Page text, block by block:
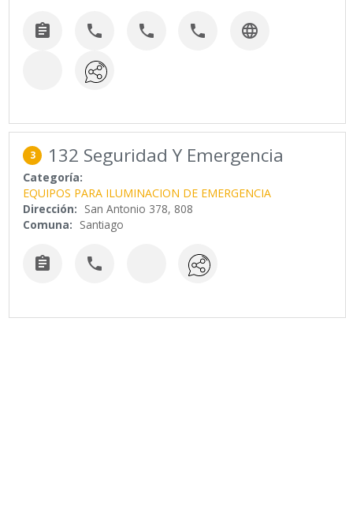
    
3 132 Seguridad Y Emergencia
Categoría:
EQUIPOS PARA ILUMINACION DE EMERGENCIA
Dirección: San Antonio 378, 808
Comuna: Santiago
 